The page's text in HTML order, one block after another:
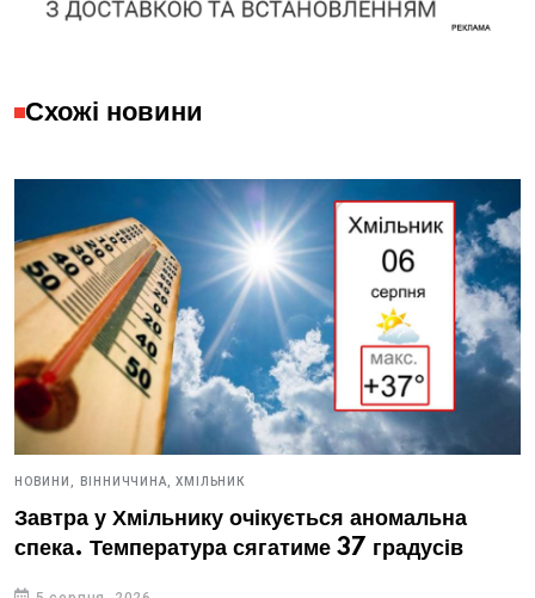
Схожі новини
НОВИНИ, ВІННИЧЧИНА, ХМІЛЬНИК
Завтра у Хмільнику очікується аномальна
спека. Температура сягатиме 37 градусів